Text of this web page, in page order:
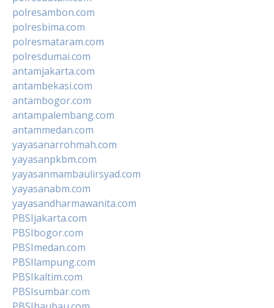
polresambon.com
polresbima.com
polresmataram.com
polresdumai.com
antamjakarta.com
antambekasi.com
antambogor.com
antampalembang.com
antammedan.com
yayasanarrohmah.com
yayasanpkbm.com
yayasanmambaulirsyad.com
yayasanabm.com
yayasandharmawanita.com
PBSIjakarta.com
PBSIbogor.com
PBSImedan.com
PBSIlampung.com
PBSIkaltim.com
PBSIsumbar.com